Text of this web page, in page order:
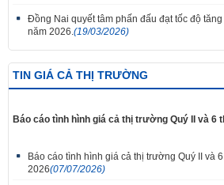
Đồng Nai quyết tâm phấn đấu đạt tốc độ
năm 2026. (19/03/2026)
TIN GIÁ CẢ THỊ TRƯỜNG
Báo cáo tình hình giá cả thị trường Quý II và 6
Báo cáo tình hình giá cả thị trường Quý II và
2026(07/07/2026)